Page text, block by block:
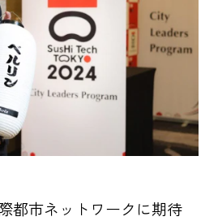
都市ネットワークに期待